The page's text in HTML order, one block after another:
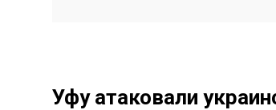
Уфу атаковали